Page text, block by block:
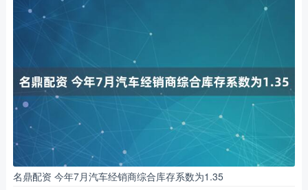
名鼎配资 今年7月汽车经销商综合库存系数为1.35